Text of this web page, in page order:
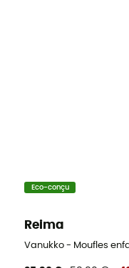
Eco-conçu
Reima
Vanukko - Moufles